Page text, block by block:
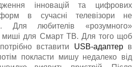
інновацій та цифрових
в сучасні телевізори не
Для любителів «розумного»
миші для Смарт ТВ. Для того щоб
вставити USB-адаптерв
покласти мишу недалеко від